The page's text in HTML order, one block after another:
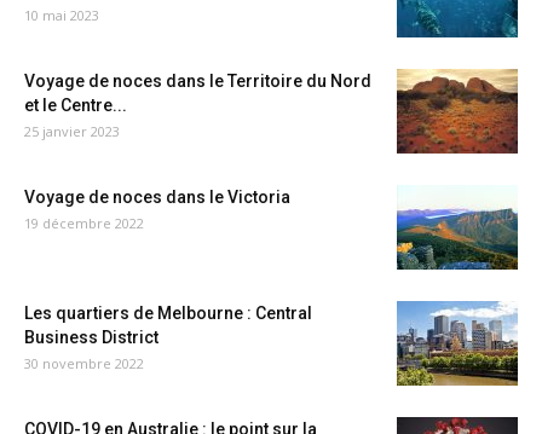
10 mai 2023
Voyage de noces dans le Territoire du Nord
et le Centre...
25 janvier 2023
Voyage de noces dans le Victoria
19 décembre 2022
Les quartiers de Melbourne : Central
Business District
30 novembre 2022
COVID-19 en Australie : le point sur la